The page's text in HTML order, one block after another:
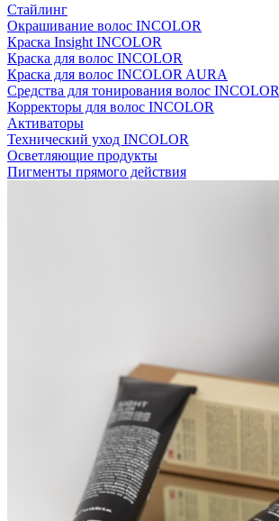
Стайлинг
Окрашивание волос INCOLOR
Краска Insight INCOLOR
Краска для волос INCOLOR
Краска для волос INCOLOR AURA
Средства для тонирования волос INCOLOR
Корректоры для волос INCOLOR
Активаторы
Технический уход INCOLOR
Осветляющие продукты
Пигменты прямого действия